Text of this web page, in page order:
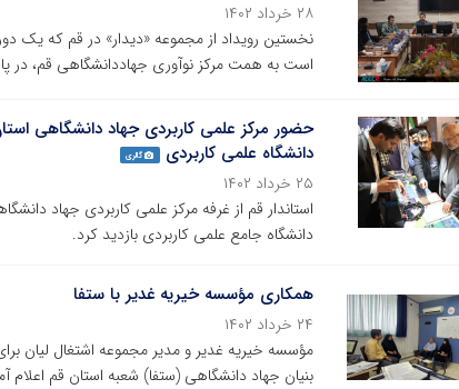
۲۸ خرداد ۱۴۰۲
نخستین رویداد از مجموعه «دیدار» در قم که یک
است به همت مرکز نوآوری جهاددانشگاهی قم، در
حضور مرکز علمی کاربردی جهاد دانشگاهی
دانشگاه علمی کاربردی
گالری
۲۵ خرداد ۱۴۰۲
استاندار قم از غرفه مرکز علمی کاربردی جهاد
دانشگاه جامع علمی کاربردی بازدید کرد.
همکاری مؤسسه خیریه غدیر با ستفا
۲۴ خرداد ۱۴۰۲
مؤسسه خیریه غدیر و مدیر مجموعه اشتغال لیان
بنیان جهاد دانشگاهی (ستفا) شعبه استان قم اعلام